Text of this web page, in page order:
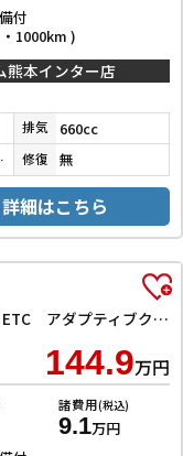
付
1000km )
熊本インター店
排気 660cc
ック 修復 無
詳細はこちら
L HondaSENSING 純正ナビ Bカメラ ETC アダプティブクルーズコントロール 左パワースライドドア 前席シートヒーター LEDヘッドライト フォグライト スマートキー プッシュスタート
144.9万円
諸費用(税込)
9.1万円